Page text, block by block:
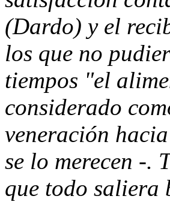
(Dardo) y el
los que no
tiempos "el
considerado
veneración
se lo merecen -.
que todo saliera